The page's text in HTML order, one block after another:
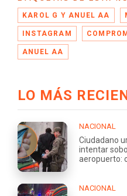
KAROL G Y ANUEL AA
INSTAGRAM
ANUEL AA
LO MÁS
NACIONAL
Ciudadano
intentar
aeropuerto:
NACIONAL